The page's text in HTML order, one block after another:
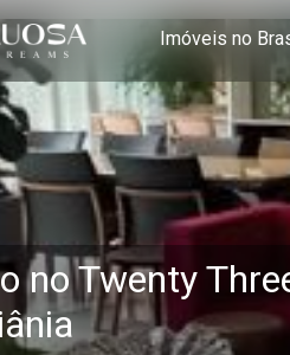
Imóveis no
no Twenty